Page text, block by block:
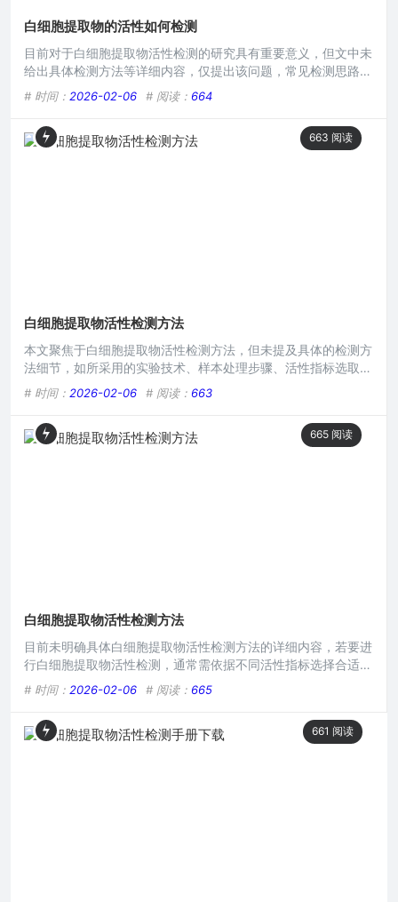
白细胞提取物的活性如何检测
目前对于白细胞提取物活性检测的研究具有重要意义，但文中未
给出具体检测方法等详细内容，仅提出该问题，常见检测思路包
括通过细胞增殖实验观察其对相关细胞增殖的促进或抑制作用，
或者利用酶活性检测来分析白细胞提取物中特定酶的活性等方式
来探究其活性状况。本文目录导读： 细胞增殖实验细胞毒性检
测免疫活性检测抗氧化活性检测信号通路检测在生物医学领域,
# 时间： 2026-02-06 # 阅读： 664
663 阅读
白细胞提取物活性检测方法
本文聚焦于白细胞提取物活性检测方法，但未提及具体的检测方
法细节，如所采用的实验技术、样本处理步骤、活性指标选取等
关键内容，仅给出主题名称，无法进一步展开详细阐述该检测方
法的全貌及具体操作流程等信息。本文目录导读： 细胞增殖实
验法细胞毒性检测法免疫活性检测法抗氧化活性检测法白细胞提
取物在生物医学研究、临床诊断以及潜在的医疗应用等诸多领域
# 时间： 2026-02-06 # 阅读： 663
665 阅读
白细胞提取物活性检测方法
目前未明确具体白细胞提取物活性检测方法的详细内容，若要进
行白细胞提取物活性检测，通常需依据不同活性指标选择合适手
段，例如针对免疫活性可能用细胞增殖实验、细胞因子检测等；
若关注抗氧化活性，则可能涉及抗氧化酶活性测定、自由基清除
能力检测等，但具体方法需结合研究目的及实验条件进一步确
定。本文目录导读： 细胞增殖法细胞毒性检测免疫活性检测抗
# 时间： 2026-02-06 # 阅读： 665
661 阅读